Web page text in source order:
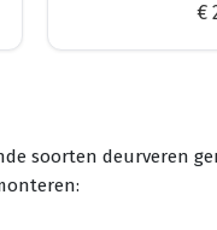
€
soorten deurveren